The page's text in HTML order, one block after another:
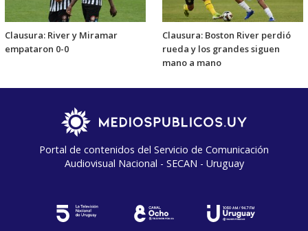
Clausura: River y Miramar
empataron 0-0
Clausura: Boston River perdió
rueda y los grandes siguen
mano a mano
Portal de contenidos del Servicio de Comunicación
Audiovisual Nacional - SECAN - Uruguay